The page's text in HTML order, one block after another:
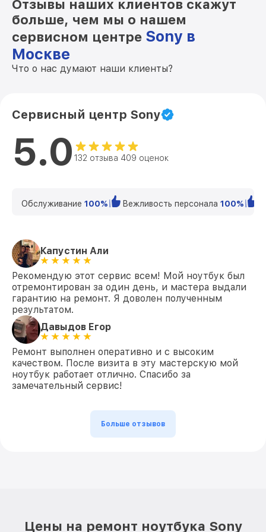
Отзывы наших клиентов скажут
больше, чем мы о нашем
сервисном центре Sony в
Москве
Что о нас думают наши клиенты?
Сервисный центр Sony
5.0 132 отзыва 409 оценок
Обслуживание 100% Вежливость персонала 100%
Капустин Али
Рекомендую этот сервис всем! Мой ноутбук был
отремонтирован за один день, и мастера выдали
гарантию на ремонт. Я доволен полученным
результатом.
Давыдов Егор
Ремонт выполнен оперативно и с высоким
качеством. После визита в эту мастерскую мой
ноутбук работает отлично. Спасибо за
замечательный сервис!
Больше отзывов
Цены на ремонт ноутбука Sony